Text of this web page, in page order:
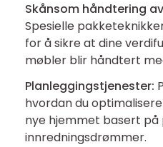
Skånsom håndtering
Spesielle
for å sikre at dine
møbler blir håndtert
Planleggingstjenester:
hvordan du
nye hjemmet basert på
innredningsdrømmer.